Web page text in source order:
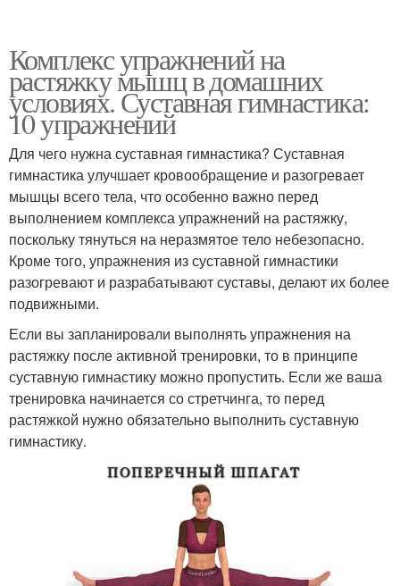
Комплекс упражнений на
растяжку мышц в домашних
условиях. Суставная гимнастика:
10 упражнений
Для чего нужна суставная гимнастика? Суставная
гимнастика улучшает кровообращение и разогревает
мышцы всего тела, что особенно важно перед
выполнением комплекса упражнений на растяжку,
поскольку тянуться на неразмятое тело небезопасно.
Кроме того, упражнения из суставной гимнастики
разогревают и разрабатывают суставы, делают их более
подвижными.
Если вы запланировали выполнять упражнения на
растяжку после активной тренировки, то в принципе
суставную гимнастику можно пропустить. Если же ваша
тренировка начинается со стретчинга, то перед
растяжкой нужно обязательно выполнить суставную
гимнастику.